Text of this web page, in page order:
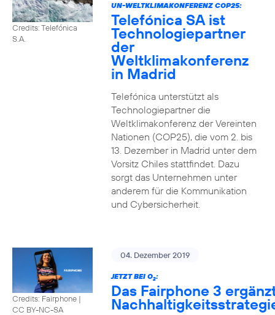
Credits: Telefónica
S.A.
UN-WELTKLIMAKONFERENZ COP25:
Telefónica SA ist
Technologiepartner
der
Weltklimakonferenz
in Madrid
Telefónica unterstützt als
Technologiepartner die
Weltklimakonferenz der Vereinten
Nationen (COP25), die vom 2. bis
13. Dezember in Madrid unter dem
Vorsitz Chiles stattfindet. Dazu
sorgt das Unternehmen unter
anderem für die Kommunikation
und Cybersicherheit.
Credits: Fairphone |
CC BY-NC-SA
04. Dezember 2019
JETZT BEI O2:
Das Fairphone 3